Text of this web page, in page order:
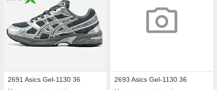
2691 Asics Gel-1130 36
2693 Asics Gel-1130 36